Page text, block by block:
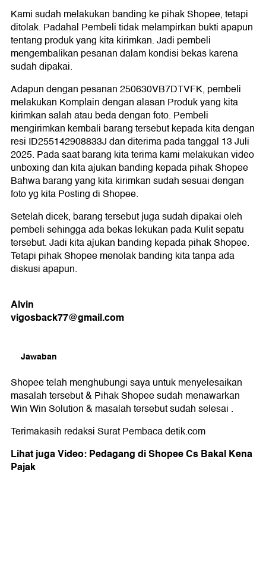
Kami sudah melakukan banding ke pihak Shopee, tetapi
ditolak. Padahal Pembeli tidak melampirkan bukti apapun
tentang produk yang kita kirimkan. Jadi pembeli
mengembalikan pesanan dalam kondisi bekas karena
sudah dipakai.
Adapun dengan pesanan 250630VB7DTVFK, pembeli
melakukan Komplain dengan alasan Produk yang kita
kirimkan salah atau beda dengan foto. Pembeli
mengirimkan kembali barang tersebut kepada kita dengan
resi ID255142908833J dan diterima pada tanggal 13 Juli
2025. Pada saat barang kita terima kami melakukan video
unboxing dan kita ajukan banding kepada pihak Shopee
Bahwa barang yang kita kirimkan sudah sesuai dengan
foto yg kita Posting di Shopee.
Setelah dicek, barang tersebut juga sudah dipakai oleh
pembeli sehingga ada bekas lekukan pada Kulit sepatu
tersebut. Jadi kita ajukan banding kepada pihak Shopee.
Tetapi pihak Shopee menolak banding kita tanpa ada
diskusi apapun.
Alvin
vigosback77@gmail.com
Jawaban
Shopee telah menghubungi saya untuk menyelesaikan
masalah tersebut & Pihak Shopee sudah menawarkan
Win Win Solution & masalah tersebut sudah selesai .
Terimakasih redaksi Surat Pembaca detik.com
Lihat juga Video: Pedagang diShopeeCs Bakal Kena
Pajak